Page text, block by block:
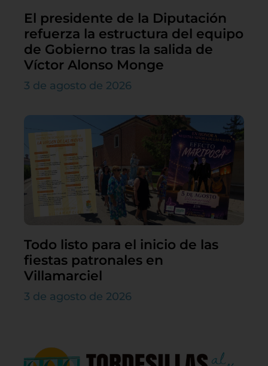
El presidente de la Diputación
refuerza la estructura del equipo
de Gobierno tras la salida de
Víctor Alonso Monge
3 de agosto de 2026
Todo listo para el inicio de las
fiestas patronales en
Villamarciel
3 de agosto de 2026